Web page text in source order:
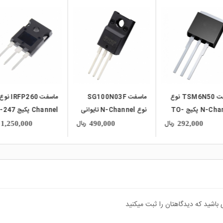
ماسفت TSM6N50 نوع
N-Channel پکیج TO-
292,000 ریال
ماسفت SG100N03F
نوع N-Channel تایوانی
مارک SiliconGear پکیج490,000 ریال
Channel پکیج TO-247
1,250,000
باشید که دیدگاهتان را ثبت میکنید